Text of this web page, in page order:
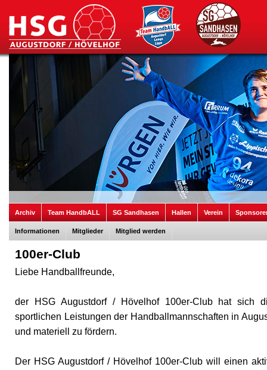
Archiv Team HandbALL SG Sandhasen Hallen Verein
Informationen Mitglieder Mitglied werden
100er-Club
Liebe Handballfreunde,
der HSG Augustdorf / Hövelhof 100er-Club hat sich
sportlichen Leistungen der Handballmannschaften in
und materiell zu fördern.
Der HSG Augustdorf / Hövelhof 100er-Club will einen